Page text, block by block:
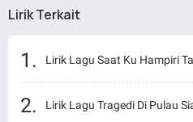
Lirik Terkait
Lirik Lagu Saat Ku Hampiri
Lirik Lagu Tragedi Di Pulau